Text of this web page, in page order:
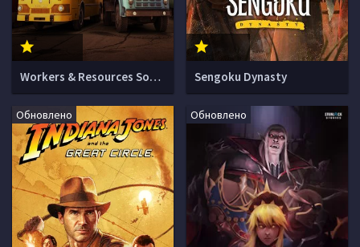
Workers & Resources Soviet Republic Sengoku Dynasty
Обновлено Обновлено